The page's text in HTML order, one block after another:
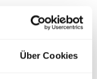
Über Cookies